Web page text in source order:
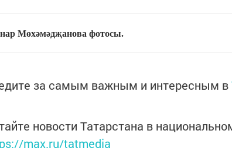
Мөхәмәдҗанова фотосы.
за самым важным и интересным в
новости Татарстана в
max.ru/tatmedia